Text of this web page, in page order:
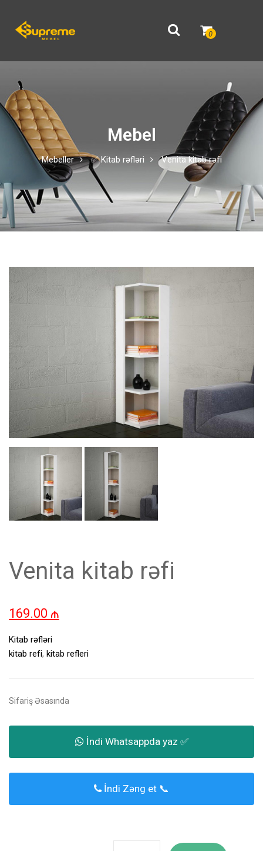
0
Mebel
Mebeller ✅ Kitab rəfləri Venita kitab rəfi
Venita kitab rəfi
169.00 ₼
Kitab rəfləri
kitab refi, kitab refleri
Sifariş Əsasında
İndi Whatsappda yaz ✅
İndi Zəng et 📞